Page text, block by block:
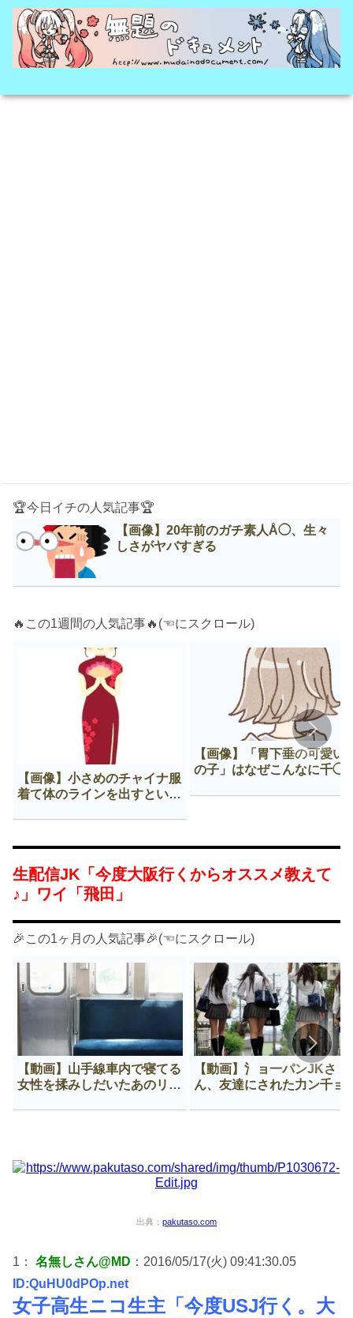
🏆今日イチの人気記事🏆
【画像】20年前のガチ素人Å◯、生々
しさがヤバすぎる
🔥この1週間の人気記事🔥(☜にスクロール)
【画像】小さめのチャイナ服
着て体のラインを出すという
【画像】「胃下垂の可愛い
の子」はなぜこんなに千◯
生配信JK「今度大阪行くからオススメ教えて
♪」ワイ「飛田」
🎉この1ヶ月の人気記事🎉(☜にスクロール)
【動画】山手線車内で寝てる
女性を揉みしだいたあのリー
【動画】氵ョ一パンJKさ
ん、友達にされた力ン千ョ
出典： pakutaso.com
1： 名無しさん@MD ：2016/05/17(火) 09:41:30.05
ID:QuHU0dPOp.net
女子高生ニコ生主「今度USJ行く。大